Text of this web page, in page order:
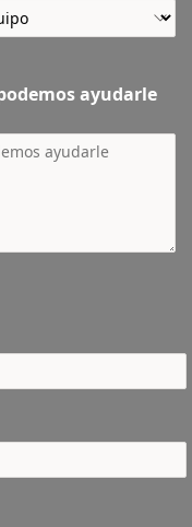
ayudarle